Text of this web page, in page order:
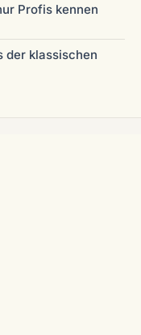
Profis kennen
der klassischen